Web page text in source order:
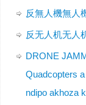
反無人機無人
反无人机无人
DRONE
Quadcopters
ndipo akhoza